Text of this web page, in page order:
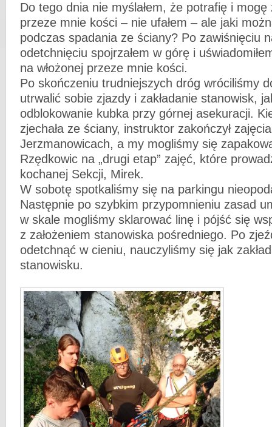
Do tego dnia nie myślałem, że potrafię i mogę
przeze mnie kości – nie ufałem – ale jaki
podczas spadania ze ściany? Po zawiśnięciu
odetchnięciu spojrzałem w górę i
na włożonej przeze mnie kości.
Po skończeniu trudniejszych dróg wróciliśmy
utrwalić sobie zjazdy i zakładanie stanowisk,
odblokowanie kubka przy górnej asekuracji.
zjechała ze ściany, instruktor zakończył
Jerzmanowicach, a my mogliśmy się
Rzędkowic na „drugi etap” zajęć, które
kochanej Sekcji, Mirek.
W sobotę spotkaliśmy się na parkingu
Następnie po szybkim przypomnieniu zasad
w skale mogliśmy sklarować linę i pójść się
z założeniem stanowiska pośredniego. Po
odetchnąć w cieniu, nauczyliśmy się jak
stanowisku.